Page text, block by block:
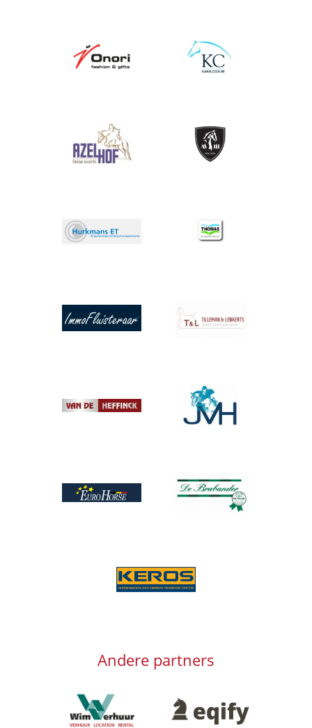
Afbeelding Afbeelding
Afbeelding Afbeelding
Afbeelding
Afbeelding Afbeelding
Afbeelding
Afbeelding
Afbeelding
Afbeelding
Afbeelding
Andere partners
Afbeelding Afbeelding